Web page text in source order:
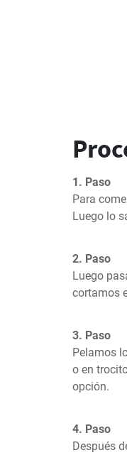
1. Paso
Para
Luego lo
2. Paso
Luego
cortamos
3. Paso
Pelamos
o en
opción.
4. Paso
Después